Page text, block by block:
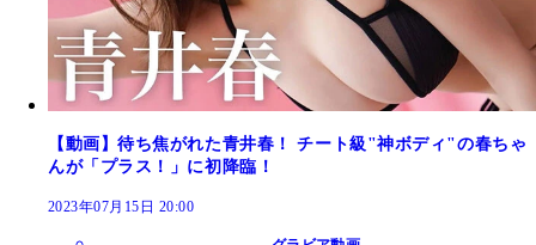
【動画】待ち焦がれた青井春！ チート級"神ボディ"の春ちゃ
んが「プラス！」に初降臨！
2023年07月15日 20:00